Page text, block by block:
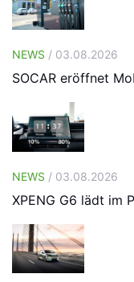
NEWS / 03.08.2026
SOCAR eröffnet
NEWS / 03.08.2026
XPENG G6 lädt im